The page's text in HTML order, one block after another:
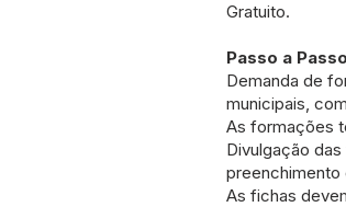
Gratuito.
Passo a Passo
Demanda de
municipais,
As formações
Divulgação
preenchimento
As fichas